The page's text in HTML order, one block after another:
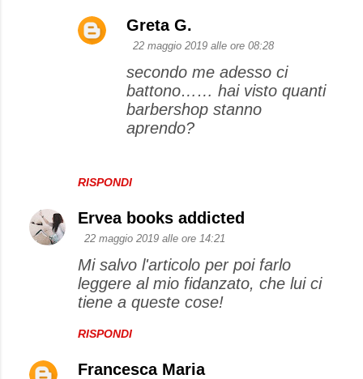
RISPONDI
Greta G.
22 maggio 2019 alle ore 08:28
secondo me adesso ci
battono…… hai visto quanti
barbershop stanno
aprendo?
Ervea books addicted
22 maggio 2019 alle ore 14:21
Mi salvo l'articolo per poi farlo
leggere al mio fidanzato, che lui ci
tiene a queste cose!
RISPONDI
Francesca Maria